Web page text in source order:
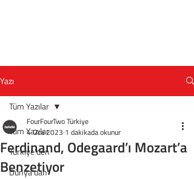
Yazı
Tüm Yazılar
Türkiye'den
Dünya'dan
Tüm Yazılar
Ferdinand, Odegaard’ı Mozart’a
Benzetiyor
FourFourTwo Türkiye
4 Oca 2023 1 dakikada okunur